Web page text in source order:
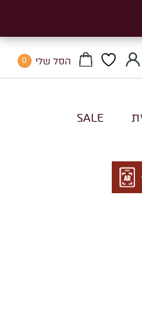
הסל שלי 0
SALE